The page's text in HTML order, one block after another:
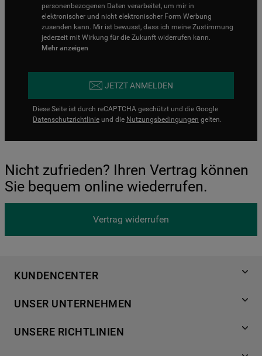
personenbezogenen Daten verarbeitet, um mir in
elektronischer und nicht elektronischer Form Werbung
zusenden kann. Mir ist bewusst, dass ich meine Zustimmung
jederzeit mit Wirkung für die Zukunft widerrufen kann.
Mehr anzeigen
JETZT ANMELDEN
Diese Seite ist durch reCAPTCHA geschützt und die Google
Datenschutzrichtlinie und die Nutzungsbedingungen gelten.
Nicht zufrieden? Ihren Vertrag können
Sie bequem online wiederrufen.
Vertrag widerrufen
KUNDENCENTER
Händlersuche
Häufige Fragen
UNSER UNTERNEHMEN
Für Händler
UNSERE RICHTLINIEN